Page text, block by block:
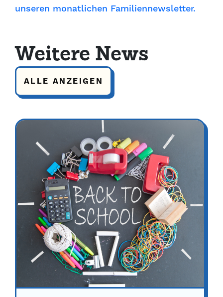
unseren monatlichen Familiennewsletter.
Weitere News
ALLE ANZEIGEN